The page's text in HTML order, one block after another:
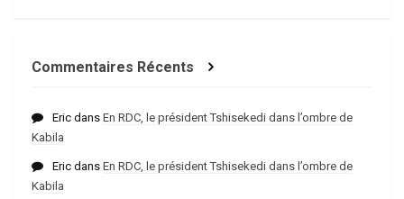
Commentaires Récents
Eric dans En RDC, le président Tshisekedi dans l’ombre de
Kabila
Eric dans En RDC, le président Tshisekedi dans l’ombre de
Kabila